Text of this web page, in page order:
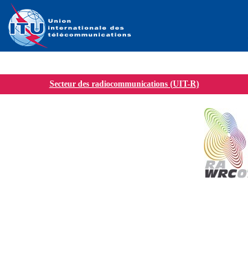
Secteur des radiocommunications (UIT-R)